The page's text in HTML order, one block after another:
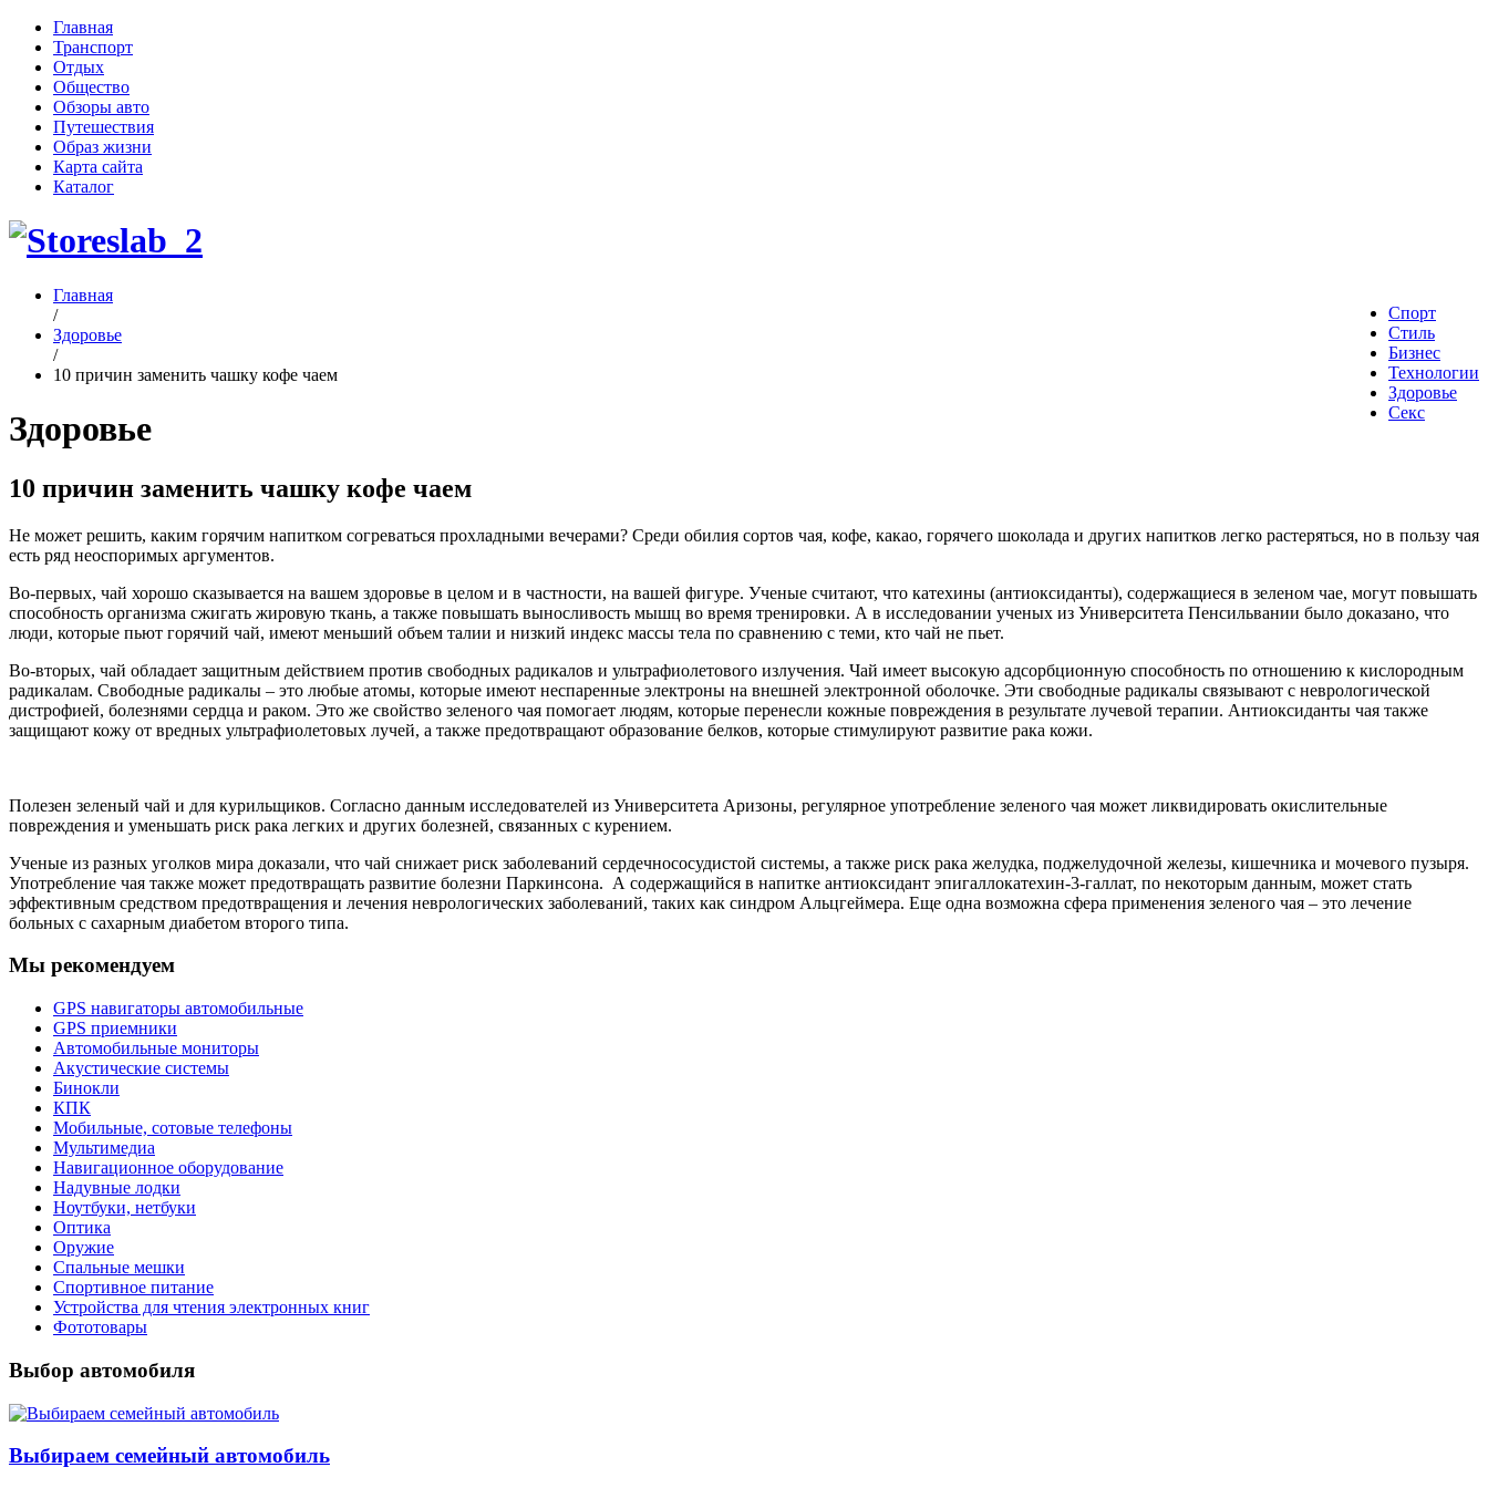
Главная
Транспорт
Отдых
Общество
Обзоры авто
Путешествия
Образ жизни
Карта сайта
Каталог
Спорт
Стиль
Бизнес
Технологии
Здоровье
Секс
Главная
/
Здоровье
/
10 причин заменить чашку кофе чаем
Здоровье
10 причин заменить чашку кофе чаем
Не может решить, каким горячим напитком согреваться прохладными вечерами? Среди обилия сортов чая, кофе, какао, горячего шоколада и других напитков легко растеряться, но в пользу чая
есть ряд неоспоримых аргументов.
Во-первых, чай хорошо сказывается на вашем здоровье в целом и в частности, на вашей фигуре. Ученые считают, что катехины (антиоксиданты), содержащиеся в зеленом чае, могут повышать
способность организма сжигать жировую ткань, а также повышать выносливость мышц во время тренировки. А в исследовании ученых из Университета Пенсильвании было доказано, что
люди, которые пьют горячий чай, имеют меньший объем талии и низкий индекс массы тела по сравнению с теми, кто чай не пьет.
Во-вторых, чай обладает защитным действием против свободных радикалов и ультрафиолетового излучения. Чай имеет высокую адсорбционную способность по отношению к кислородным
радикалам. Свободные радикалы – это любые атомы, которые имеют неспаренные электроны на внешней электронной оболочке. Эти свободные радикалы связывают с неврологической
дистрофией, болезнями сердца и раком. Это же свойство зеленого чая помогает людям, которые перенесли кожные повреждения в результате лучевой терапии. Антиоксиданты чая также
защищают кожу от вредных ультрафиолетовых лучей, а также предотвращают образование белков, которые стимулируют развитие рака кожи.
Полезен зеленый чай и для курильщиков. Согласно данным исследователей из Университета Аризоны, регулярное употребление зеленого чая может ликвидировать окислительные
повреждения и уменьшать риск рака легких и других болезней, связанных с курением.
Ученые из разных уголков мира доказали, что чай снижает риск заболеваний сердечнососудистой системы, а также риск рака желудка, поджелудочной железы, кишечника и мочевого пузыря.
Употребление чая также может предотвращать развитие болезни Паркинсона. А содержащийся в напитке антиоксидант эпигаллокатехин-3-галлат, по некоторым данным, может стать
эффективным средством предотвращения и лечения неврологических заболеваний, таких как синдром Альцгеймера. Еще одна возможна сфера применения зеленого чая – это лечение
больных с сахарным диабетом второго типа.
Мы рекомендуем
GPS навигаторы автомобильные
GPS приемники
Автомобильные мониторы
Акустические системы
Бинокли
КПК
Мобильные, сотовые телефоны
Мультимедиа
Навигационное оборудование
Надувные лодки
Ноутбуки, нетбуки
Оптика
Оружие
Спальные мешки
Спортивное питание
Устройства для чтения электронных книг
Фототовары
Выбор автомобиля
Выбираем семейный автомобиль